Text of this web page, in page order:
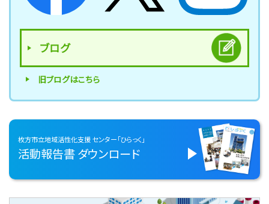
ブログ
旧ブログはこちら
枚方市立地域活性化支援センター「ひらっく」
活動報告書ダウンロード